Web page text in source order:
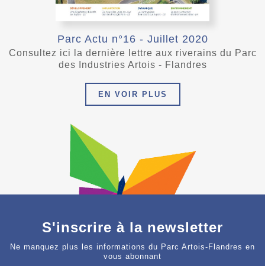
Parc Actu n°16 - Juillet 2020
Consultez ici la dernière lettre aux riverains du Parc
des Industries Artois - Flandres
EN VOIR PLUS
S'inscrire à la newsletter
Ne manquez plus les informations du Parc Artois-Flandres en
vous abonnant